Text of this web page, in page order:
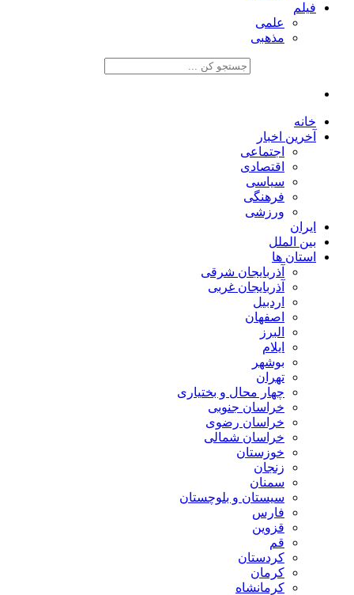
فیلم
علمی
مذهبی
خانه
آخرین اخبار
اجتماعی
اقتصادی
سیاسی
فرهنگی
ورزشی
ایران
بین الملل
استان ها
آذربایجان شرقی
آذربایجان غربی
اردبیل
اصفهان
البرز
ایلام
بوشهر
تهران
چهار محال و بختیاری
خراسان جنوبی
خراسان رضوی
خراسان شمالی
خوزستان
زنجان
سمنان
سیستان و بلوچستان
فارس
قزوین
قم
کردستان
کرمان
کرمانشاه